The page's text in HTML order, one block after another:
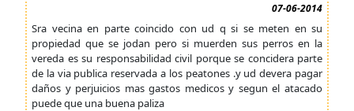
07-06-2014
Sra vecina en parte coincido con ud q si se meten en su
propiedad que se jodan pero si muerden sus perros en la
vereda es su responsabilidad civil porque se concidera parte
de la via publica reservada a los peatones .y ud devera pagar
daños y perjuicios mas gastos medicos y segun el atacado
puede que una buena paliza